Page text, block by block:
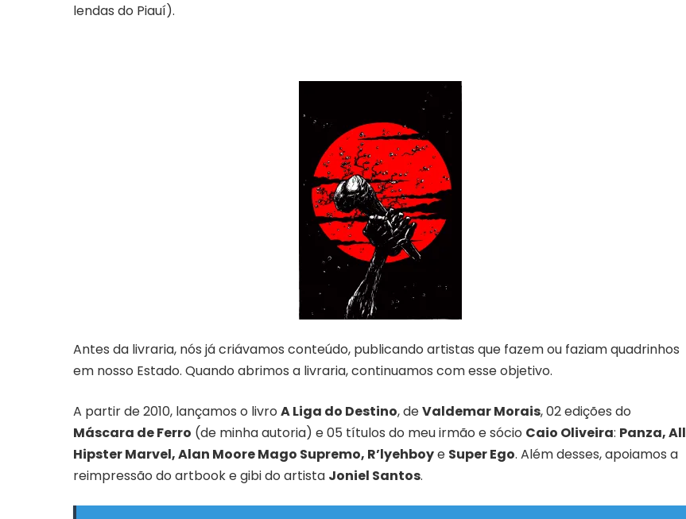
lendas do Piauí).
Antes da livraria, nós já criávamos conteúdo, publicando artistas que fazem ou faziam quadrinhos
em nosso Estado. Quando abrimos a livraria, continuamos com esse objetivo.
A partir de 2010, lançamos o livro A Liga do Destino, deValdemar Morais, 02 edições do
Máscara de Ferro (de minha autoria) e 05 títulos do meu irmão e sócio Caio Oliveira: Panza, All
Hipster Marvel, Alan Moore Mago Supremo, R’lyehboye Super Ego. Além desses, apoiamos a
reimpressão do artbook e gibi do artista Joniel Santos.